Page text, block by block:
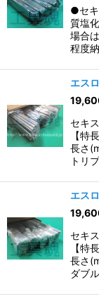
●セキ
質塩
場合
程度
エス
セキ
【特
長さ
トリ
エス
セキ
【特
長さ
ダブ